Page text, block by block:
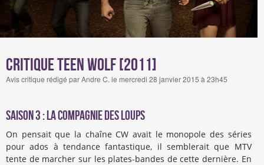
Critique Teen Wolf [2011]
Avis critique rédigé par Andre C. le mercredi 28 janvier 2015 à 23h45
saison 3 : La compagnie des loups
On pensait que la chaîne CW avait le monopole des séries
pour ados à tendance fantastique, il semblerait que MTV
tente de marcher sur les plates-bandes de cette dernière. En